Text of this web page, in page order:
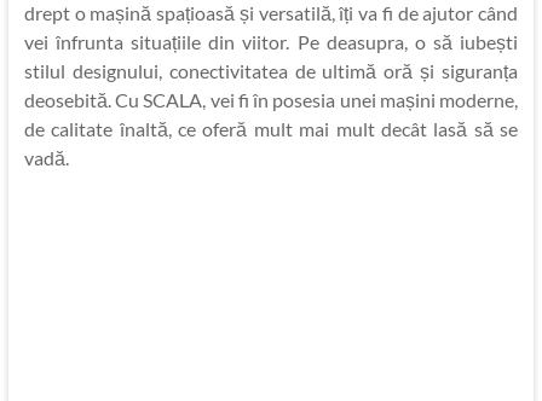
drept o mașină spațioasă și versatilă, îți va fi de ajutor când
vei înfrunta situațiile din viitor. Pe deasupra, o să iubești
stilul designului, conectivitatea de ultimă oră și siguranța
deosebită. Cu SCALA, vei fi în posesia unei mașini moderne,
de calitate înaltă, ce oferă mult mai mult decât lasă să se
vadă.